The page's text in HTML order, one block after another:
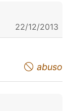
22/12/2013
abuso